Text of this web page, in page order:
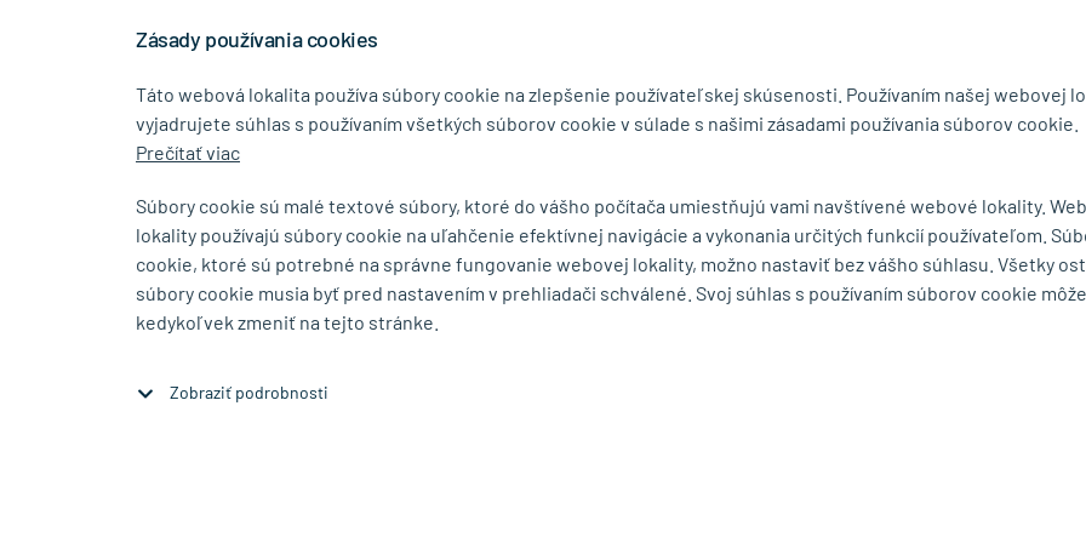
0917 268 507 info@tinbyt.sk
SHOWROOM
Bajkalská 5/A
SK-83104 Bratislava
Budovateľská 75
MENU
O spoločnosti
Zásady používania cookies
Táto webová lokalita používa súbory cookie na zlepšenie používateľskej skúsenosti. Používaním našej webovej
vyjadrujete súhlas s používaním všetkých súborov cookie v súlade s našimi zásadami používania súborov cookie.
Prečítať viac
Súbory cookie sú malé textové súbory, ktoré do vášho počítača umiestňujú vami navštívené webové lokality.
lokality používajú súbory cookie na uľahčenie efektívnej navigácie a vykonania určitých funkcií používateľom.
cookie, ktoré sú potrebné na správne fungovanie webovej lokality, možno nastaviť bez vášho súhlasu. Všetky
súbory cookie musia byť pred nastavením v prehliadači schválené. Svoj súhlas s používaním súborov cookie
kedykoľvek zmeniť na tejto stránke.
Zobraziť podrobnosti